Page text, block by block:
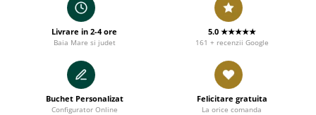
Livrare in 2-4 ore
Baia Mare si judet
5.0 ★★★★★
161 + recenzii Google
Buchet Personalizat
Configurator Online
Felicitare gratuita
La orice comanda